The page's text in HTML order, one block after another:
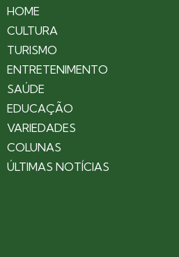
HOME
CULTURA
TURISMO
ENTRETENIMENTO
SAÚDE
EDUCAÇÃO
VARIEDADES
COLUNAS
ÚLTIMAS NOTÍCIAS